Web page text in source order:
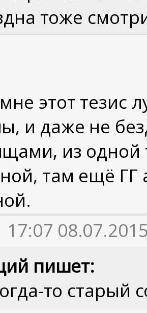
тоже
этот тезис
и даже не
из одной
там ещё ГГ
17:07
пишет:
то старый